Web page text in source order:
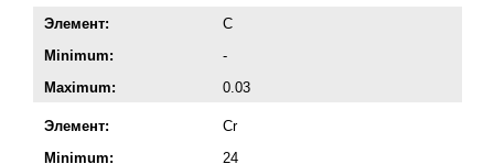
Элемент:
C
Minimum:
-
Maximum:
0.03
Элемент:
Cr
Minimum:
24